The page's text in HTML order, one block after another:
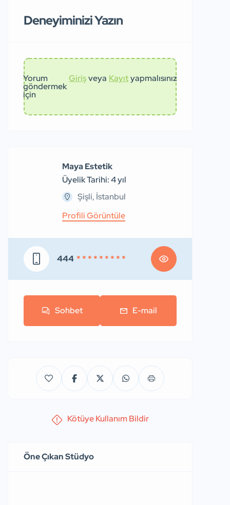
Deneyiminizi Yazın
Yorum
göndermek
için
Girişveya Kayıtyapmalısınız
Maya Estetik
Üyelik Tarihi: 4 yıl
Şişli, İstanbul
Profili Görüntüle
444 * * * * * * * * *
Sohbet E-mail
Kötüye Kullanım Bildir
Öne Çıkan Stüdyo